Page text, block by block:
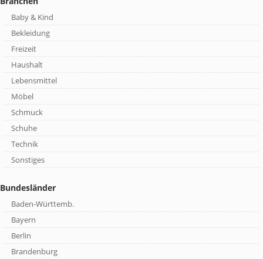
Baby & Kind
Bekleidung
Freizeit
Haushalt
Lebensmittel
Möbel
Schmuck
Schuhe
Technik
Sonstiges
Bundesländer
Baden-Württemb.
Bayern
Berlin
Brandenburg